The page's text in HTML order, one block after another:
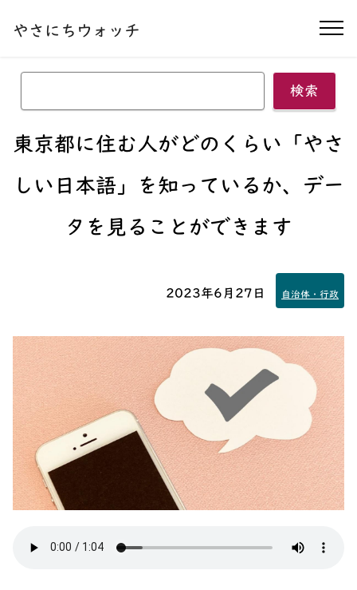
やさにちウォッチ ナ
検索
東京都に住む人がどのくらい 「やさ
しい日本語」
を知っているか、デー
タを見ることができます
2023年6月27日 自治体・行政